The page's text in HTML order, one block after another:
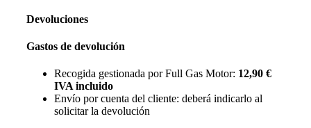
Devoluciones
Gastos de devolución
Recogida gestionada por Full Gas Motor: 12,90 €
IVA incluido
Envío por cuenta del cliente: deberá indicarlo al
solicitar la devolución